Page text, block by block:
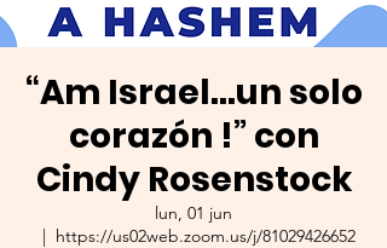
“Am Israel...un solo
corazón !” con
Cindy Rosenstock
lun, 01 jun
  |
https://us02web.zoom.us/j/81029426652